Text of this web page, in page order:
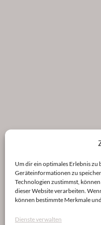
Um dir ein optimales Erlebnis
Geräteinformationen zu
Technologien zustimmst,
dieser Website verarbeiten.
können bestimmte Merkmale
Dienste verwalten